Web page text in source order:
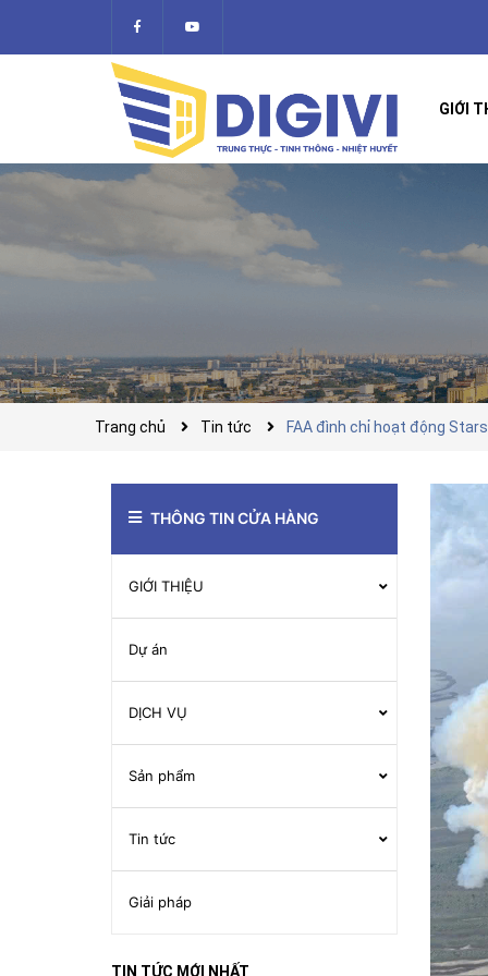
GIỚI
Trang chủ Tin tức FAA đình chỉ hoạt động
THÔNG TIN CỬA HÀNG
GIỚI THIỆU
Dự án
DỊCH VỤ
Sản phẩm
Tin tức
Giải pháp
TIN TỨC MỚI NHẤT